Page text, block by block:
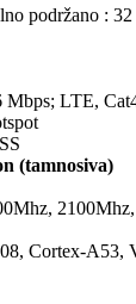
podržano :
LTE,
(tamnosiva)
Cortex-A53,